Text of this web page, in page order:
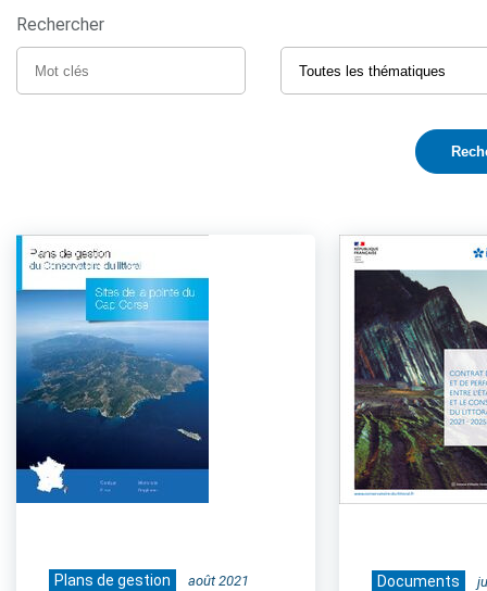
Rechercher
Plans de gestion août 2021 Documents